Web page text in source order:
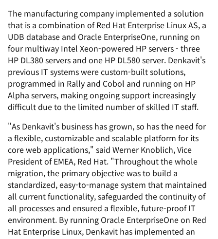
The manufacturing company implemented a solution
that is a combination of Red Hat Enterprise Linux AS, a
UDB database and Oracle EnterpriseOne, running on
four multiway Intel Xeon-powered HP servers - three
HP DL380 servers and one HP DL580 server. Denkavit's
previous IT systems were custom-built solutions,
programmed in Rally and Cobol and running on HP
Alpha servers, making ongoing support increasingly
difficult due to the limited number of skilled IT staff.
"As Denkavit's business has grown, so has the need for
a flexible, customizable and scalable platform for its
core web applications," said Werner Knoblich, Vice
President of EMEA, Red Hat. "Throughout the whole
migration, the primary objective was to build a
standardized, easy-to-manage system that maintained
all current functionality, safeguarded the continuity of
all processes and ensured a flexible, future-proof IT
environment. By running Oracle EnterpriseOne on Red
Hat Enterprise Linux, Denkavit has implemented an